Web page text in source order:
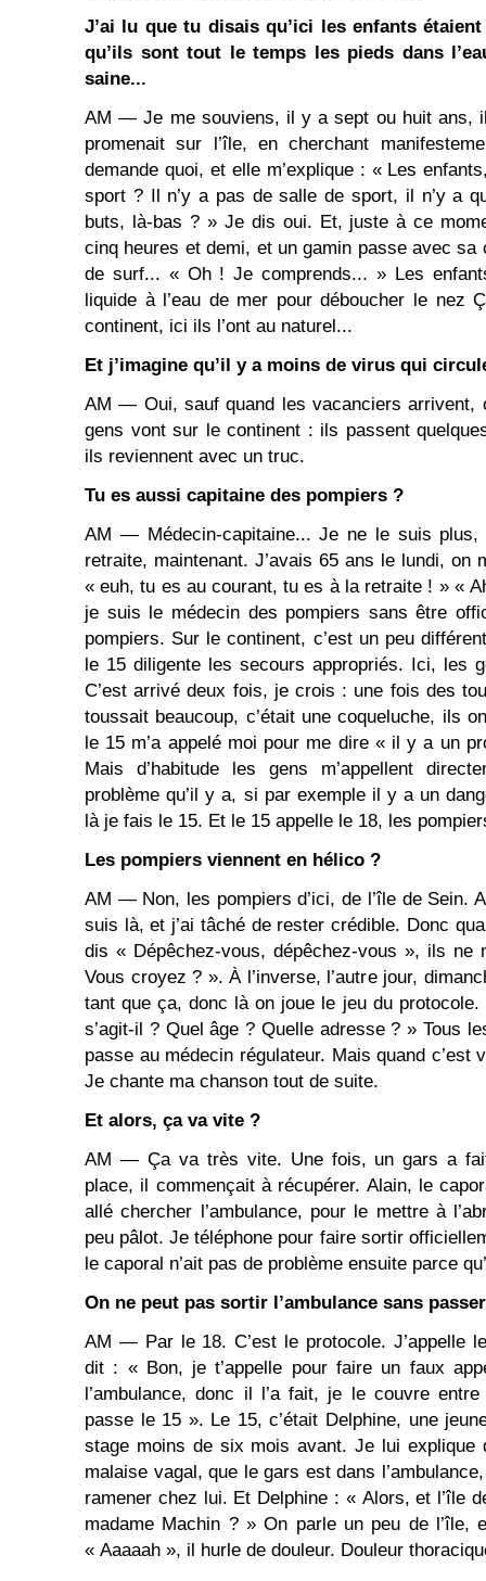
J’ai lu que tu disais qu’ici les enfants
qu’ils sont tout le temps les pieds dans
saine...
AM ― Je me souviens, il y a sept ou huit ans,
promenait sur l’île, en cherchant
demande quoi, et elle m’explique : « Les
sport ? Il n’y a pas de salle de sport, il n’y a
buts, là-bas ? » Je dis oui. Et, juste à ce
cinq heures et demi, et un gamin passe avec sa
de surf... « Oh ! Je comprends... » Les
liquide à l’eau de mer pour déboucher le nez
continent, ici ils l’ont au naturel...
Et j’imagine qu’il y a moins de virus qui
AM ― Oui, sauf quand les vacanciers arrivent,
gens vont sur le continent : ils passent
ils reviennent avec un truc.
Tu es aussi capitaine des pompiers ?
AM ― Médecin-capitaine... Je ne le suis
retraite, maintenant. J’avais 65 ans le lundi, on
« euh, tu es au courant, tu es à la retraite ! » «
je suis le médecin des pompiers sans être
pompiers. Sur le continent, c’est un peu
le 15 diligente les secours appropriés. Ici, les
C’est arrivé deux fois, je crois : une fois des
toussait beaucoup, c’était une coqueluche, ils
le 15 m’a appelé moi pour me dire « il y a un
Mais d’habitude les gens m’appellent
problème qu’il y a, si par exemple il y a un
là je fais le 15. Et le 15 appelle le 18, les
Les pompiers viennent en hélico ?
AM ― Non, les pompiers d’ici, de l’île de Sein.
suis là, et j’ai tâché de rester crédible. Donc
dis « Dépêchez-vous, dépêchez-vous », ils ne
Vous croyez ? ». À l’inverse, l’autre jour,
tant que ça, donc là on joue le jeu du
s’agit-il ? Quel âge ? Quelle adresse ? » Tous
passe au médecin régulateur. Mais quand c’est
Je chante ma chanson tout de suite.
Et alors, ça va vite ?
AM ― Ça va très vite. Une fois, un gars a
place, il commençait à récupérer. Alain, le
allé chercher l’ambulance, pour le mettre à
peu pâlot. Je téléphone pour faire sortir
le caporal n’ait pas de problème ensuite parce
On ne peut pas sortir l’ambulance sans
AM ― Par le 18. C’est le protocole. J’appelle
dit : « Bon, je t’appelle pour faire un faux
l’ambulance, donc il l’a fait, je le couvre
passe le 15 ». Le 15, c’était Delphine, une
stage moins de six mois avant. Je lui explique
malaise vagal, que le gars est dans
ramener chez lui. Et Delphine : « Alors, et l’île
madame Machin ? » On parle un peu de l’île,
« Aaaaah », il hurle de douleur. Douleur